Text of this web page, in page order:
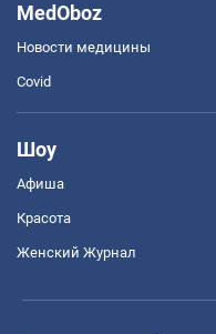
MedOboz
Новости медицины
Covid
Шоу
Афиша
Красота
Женский Журнал